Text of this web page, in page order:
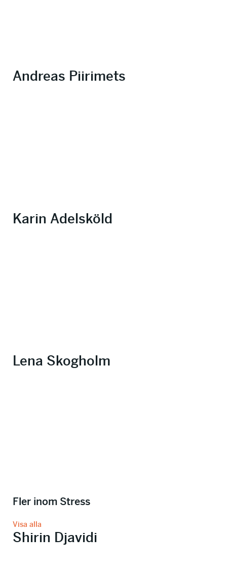
Andreas Piirimets
Karin Adelsköld
Lena Skogholm
Fler inom Stress
Visa alla
Shirin Djavidi